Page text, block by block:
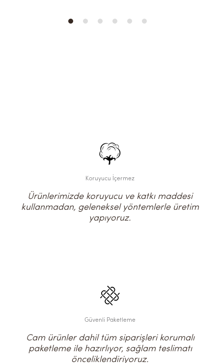
Koruyucu İçermez
Ürünlerimizde koruyucu ve katkı maddesi
kullanmadan, geleneksel yöntemlerle üretim
yapıyoruz.
Güvenli Paketleme
Cam ürünler dahil tüm siparişleri korumalı
paketleme ile hazırlıyor, sağlam teslimatı
önceliklendiriyoruz.